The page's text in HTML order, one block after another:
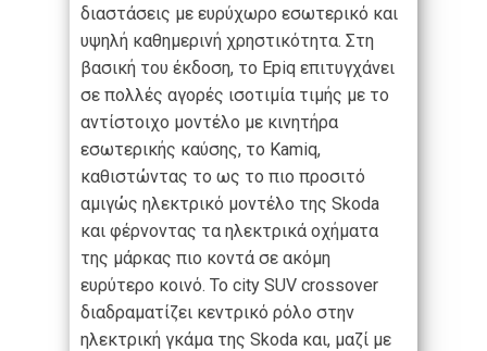
διαστάσεις με ευρύχωρο εσωτερικό και
υψηλή καθημερινή χρηστικότητα. Στη
βασική του έκδοση, το Epiq επιτυγχάνει
σε πολλές αγορές ισοτιμία τιμής με το
αντίστοιχο μοντέλο με κινητήρα
εσωτερικής καύσης, το Kamiq,
καθιστώντας το ως το πιο προσιτό
αμιγώς ηλεκτρικό μοντέλο της Skoda
και φέρνοντας τα ηλεκτρικά οχήματα
της μάρκας πιο κοντά σε ακόμη
ευρύτερο κοινό. Το city SUV crossover
διαδραματίζει κεντρικό ρόλο στην
ηλεκτρική γκάμα της Skoda και, μαζί με